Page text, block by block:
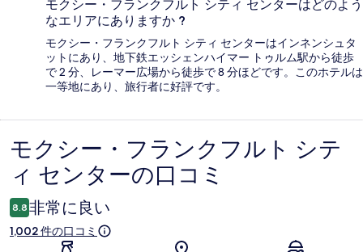
モクシー・フランクフルト シティ センターはどのよう
なエリアにありますか ?
モクシー・フランクフルト シティ センターはインネンシュタ
ットにあり、地下鉄エッシェンハイマー トゥルム駅から徒歩
で 2 分、レーマー広場から徒歩で 8 分ほどです。このホテルは
一等地にあり、旅行者に好評です。
口
コ
ミ
モクシー・フランクフルト シテ
ィ センターの口コミ
8.8 非常に良い
1,002 件の口コミ